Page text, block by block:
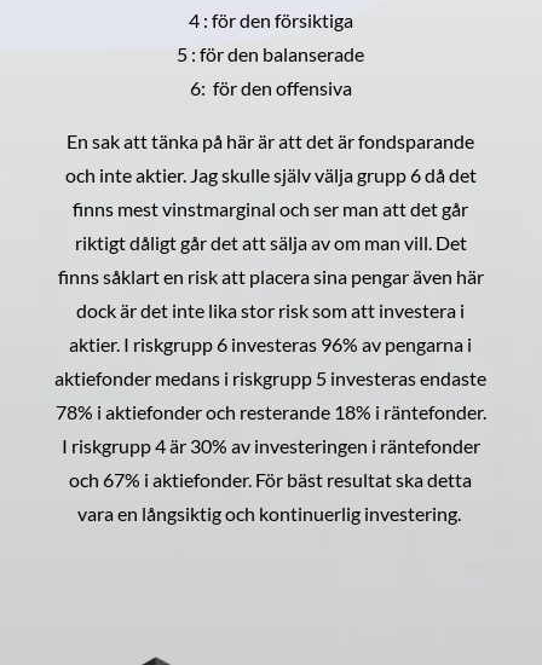
4 : för den försiktiga
5 : för den balanserade
6: för den offensiva
En sak att tänka på här är att det är fondsparande
och inte aktier. Jag skulle själv välja grupp 6 då det
finns mest vinstmarginal och ser man att det går
riktigt dåligt går det att sälja av om man vill. Det
finns såklart en risk att placera sina pengar även här
dock är det inte lika stor risk som att investera i
aktier. I riskgrupp 6 investeras 96% av pengarna i
aktiefonder medans i riskgrupp 5 investeras endaste
78% i aktiefonder och resterande 18% i räntefonder.
I riskgrupp 4 är 30% av investeringen i räntefonder
och 67% i aktiefonder. För bäst resultat ska detta
vara en långsiktig och kontinuerlig investering.